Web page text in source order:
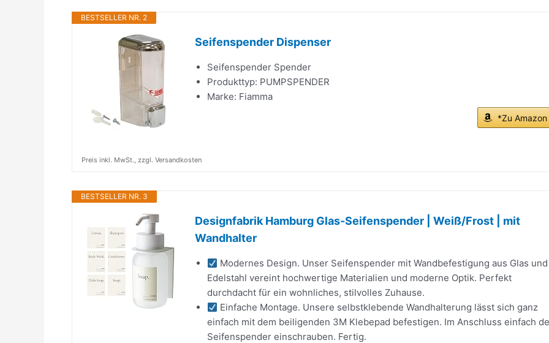
BESTSELLER NR. 2
Seifenspender Dispenser
Seifenspender Spender
Produkttyp: PUMPSPENDER
Marke: Fiamma
*Zu Amazon
Preis inkl. MwSt., zzgl. Versandkosten
BESTSELLER NR. 3
Designfabrik Hamburg Glas-Seifenspender | Weiß/Frost | mit
Wandhalter
Modernes Design. Unser Seifenspender mit Wandbefestigung aus Glas und
Edelstahl vereint hochwertige Materialien und moderne Optik. Perfekt
durchdacht für ein wohnliches, stilvolles Zuhause.
Einfache Montage. Unsere selbstklebende Wandhalterung lässt sich ganz
einfach mit dem beiligenden 3M Klebepad befestigen. Im Anschluss einfach
Seifenspender einschrauben. Fertig.